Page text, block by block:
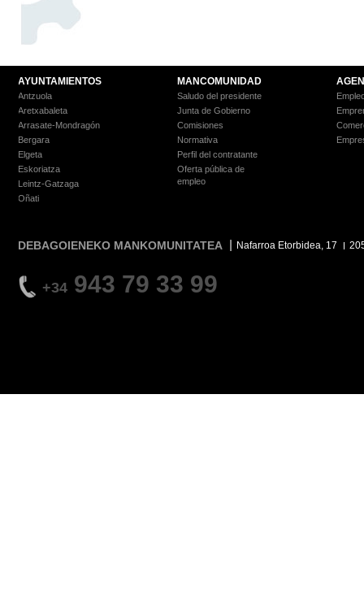
AYUNTAMIENTOS
Antzuola
Aretxabaleta
Arrasate-Mondragón
Bergara
Elgeta
Eskoriatza
Leintz-Gatzaga
Oñati
MANCOMUNIDAD
Saludo del presidente
Junta de Gobierno
Comisiones
Normativa
Perfil del contratante
Oferta pública de
empleo
DEBAGOIENEKO MANKOMUNITATEA Nafarroa Etorbidea, 17
+34 943 79 33 99